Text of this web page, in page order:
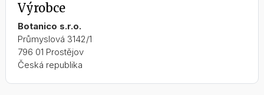
Výrobce
Botanico s.r.o.
Průmyslová 3142/1
796 01 Prostějov
Česká republika